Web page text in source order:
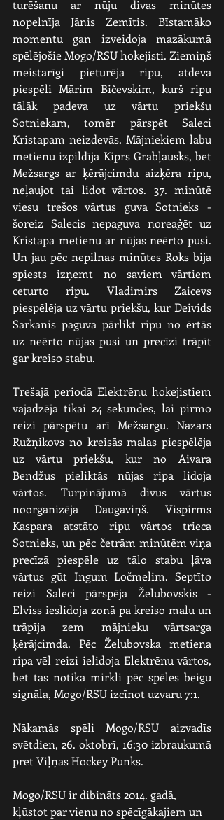
turēšanu ar nūju divas minūtes
nopelnīja Jānis Zemītis. Bīstamāko
momentu gan izveidoja mazākumā
spēlējošie Mogo/RSU hokejisti. Ziemiņš
meistarīgi pieturēja ripu, atdeva
piespēli Mārim Bičevskim, kurš ripu
tālāk padeva uz vārtu priekšu
Sotniekam, tomēr pārspēt Saleci
Kristapam neizdevās. Mājniekiem labu
metienu izpildīja Kiprs Grabļausks, bet
Mežsargs ar ķērājcimdu aizķēra ripu,
neļaujot tai lidot vārtos. 37. minūtē
viesu trešos vārtus guva Sotnieks -
šoreiz Salecis nepaguva noreaģēt uz
Kristapa metienu ar nūjas neērto pusi.
Un jau pēc nepilnas minūtes Roks bija
spiests izņemt no saviem vārtiem
ceturto ripu. Vladimirs Zaicevs
piespēlēja uz vārtu priekšu, kur Deivids
Sarkanis paguva pārlikt ripu no ērtās
uz neērto nūjas pusi un precīzi trāpīt
gar kreiso stabu.
Trešajā periodā Elektrēnu hokejistiem
vajadzēja tikai 24 sekundes, lai pirmo
reizi pārspētu arī Mežsargu. Nazars
Ružņikovs no kreisās malas piespēlēja
uz vārtu priekšu, kur no Aivara
Bendžus pieliktās nūjas ripa lidoja
vārtos. Turpinājumā divus vārtus
noorganizēja Daugaviņš. Vispirms
Kaspara atstāto ripu vārtos trieca
Sotnieks, un pēc četrām minūtēm viņa
precīzā piespēle uz tālo stabu ļāva
vārtus gūt Ingum Ločmelim. Septīto
reizi Saleci pārspēja Želubovskis -
Elviss ieslidoja zonā pa kreiso malu un
trāpīja zem mājnieku vārtsarga
ķērājcimda. Pēc Želubovska metiena
ripa vēl reizi ielidoja Elektrēnu vārtos,
bet tas notika mirkli pēc spēles beigu
signāla, Mogo/RSU izcīnot uzvaru 7:1.
Nākamās spēli Mogo/RSU aizvadīs
svētdien, 26. oktobrī, 16:30 izbraukumā
pret Viļņas Hockey Punks.
Mogo/RSU ir dibināts 2014. gadā,
kļūstot par vienu no spēcīgākajiem un